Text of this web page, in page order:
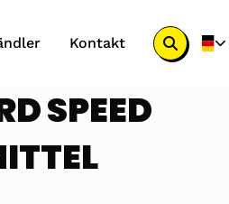
Kontakt
Search
button
SPEED